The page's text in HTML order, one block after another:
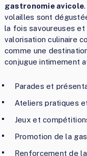
gastronomie avicole
volailles sont
la fois savoureuses
valorisation culinaire
comme une
conjugue intimement
Parades et
Ateliers pratiques
Jeux et
Promotion de la
Renforcement de